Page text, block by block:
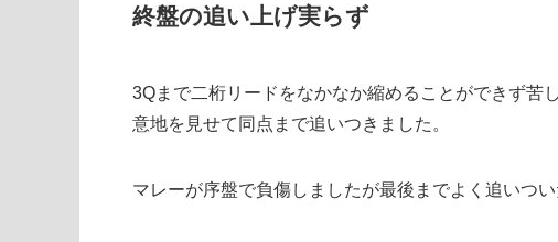
終盤の追い上げ実らず
3Qまで二桁リードをなかなか縮めることができず苦
意地を見せて同点まで追いつきました。
マレーが序盤で負傷しましたが最後までよく追いつい